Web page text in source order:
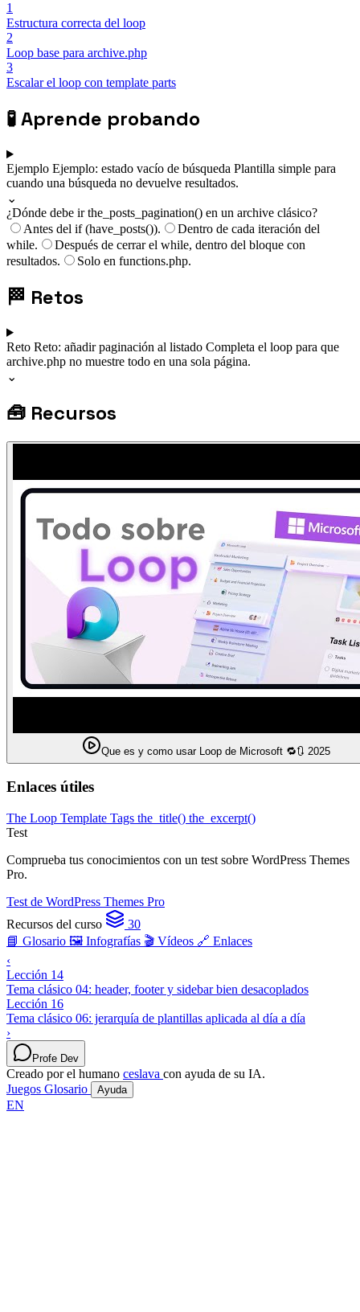
1
Estructura correcta del loop
2
Loop base para archive.php
3
Escalar el loop con template parts
🧪Aprende probando
Ejemplo Ejemplo: estado vacío de búsqueda Plantilla simple para
cuando una búsqueda no devuelve resultados.
⌄
¿Dónde debe ir the_posts_pagination() en un archive clásico?
Antes del if (have_posts()).
Dentro de cada iteración del
while.
Después de cerrar el while, dentro del bloque con
resultados.
Solo en functions.php.
🏁 Retos
Reto Reto: añadir paginación al listado Completa el loop para que
archive.php no muestre todo en una sola página.
⌄
🧰 Recursos
Que es y como usar Loop de Microsoft 🔁🔃 2025
Enlaces útiles
The Loop Template Tags the_title() the_excerpt()
Test
Comprueba tus conocimientos con un test sobre WordPress Themes
Pro.
Test de WordPress Themes Pro
Recursos del curso
30
📘 Glosario 🖼️ Infografías 🎬 Vídeos 🔗 Enlaces
‹
Lección 14
Tema clásico 04: header, footer y sidebar bien desacoplados
Lección 16
Tema clásico 06: jerarquía de plantillas aplicada al día a día
›
Profe Dev
Creado por el humano ceslava con ayuda de su IA.
Juegos Glosario Ayuda
EN